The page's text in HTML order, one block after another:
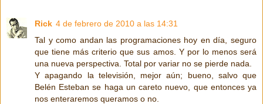
Rick 4 de febrero de 2010 a las 14:31
Tal y como andan las programaciones hoy en día, seguro
que tiene más criterio que sus amos. Y por lo menos será
una nueva perspectiva. Total por variar no se pierde nada.
Y apagando la televisión, mejor aún; bueno, salvo que
Belén Esteban se haga un careto nuevo, que entonces ya
nos enteraremos queramos o no.